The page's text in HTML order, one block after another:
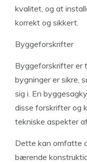
kvalitet, og at
korrekt og sikkert.
Byggeforskrifter
Byggeforskrifter er
bygninger er sikre,
sig i. En
disse forskrifter og
tekniske aspekter
Dette kan omfatte
bærende